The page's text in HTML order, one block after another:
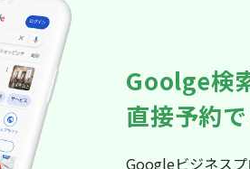
Goolge検
直接予約
Googleビジネス